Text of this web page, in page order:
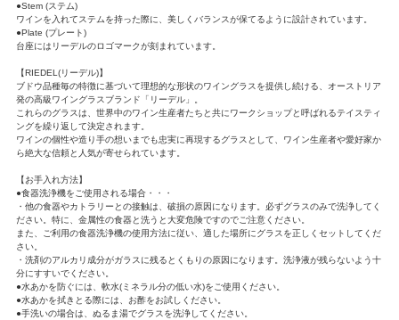
●Stem (ステム)
ワインを入れてステムを持った際に、美しくバランスが保てるように設計されています。
●Plate (プレート)
台座にはリーデルのロゴマークが刻まれています。
【RIEDEL(リーデル)】
ブドウ品種毎の特徴に基づいて理想的な形状のワイングラスを提供し続ける、オーストリア
発の高級ワイングラスブランド「リーデル」。
これらのグラスは、世界中のワイン生産者たちと共にワークショップと呼ばれるテイスティ
ングを繰り返して決定されます。
ワインの個性や造り手の想いまでも忠実に再現するグラスとして、ワイン生産者や愛好家か
ら絶大な信頼と人気が寄せられています。
【お手入れ方法】
●食器洗浄機をご使用される場合・・・
・他の食器やカトラリーとの接触は、破損の原因になります。必ずグラスのみで洗浄してく
ださい。特に、金属性の食器と洗うと大変危険ですのでご注意ください。
また、ご利用の食器洗浄機の使用方法に従い、適した場所にグラスを正しくセットしてくだ
さい。
・洗剤のアルカリ成分がガラスに残るとくもりの原因になります。洗浄液が残らないよう十
分にすすいでください。
●水あかを防ぐには、軟水(ミネラル分の低い水)をご使用ください。
●水あかを拭きとる際には、お酢をお試しください。
●手洗いの場合は、ぬるま湯でグラスを洗浄してください。